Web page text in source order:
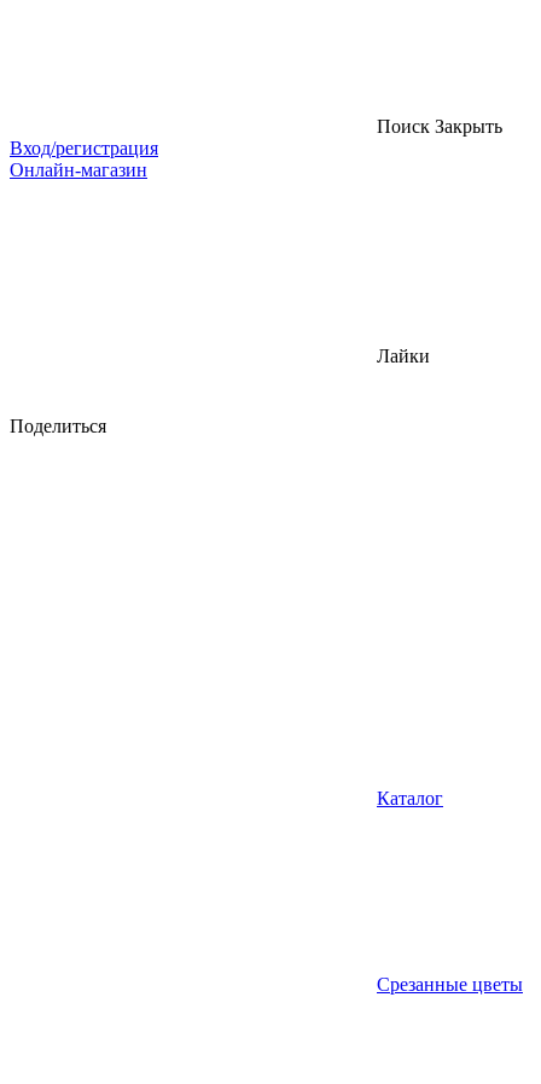
Поиск Закрыть
Вход/регистрация
Онлайн-магазин
Лайки
Поделиться
Каталог
Срезанные цветы